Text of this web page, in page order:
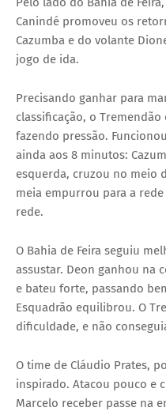
Canindé promoveu os
Cazumba e do volante
jogo de ida.
Precisando ganhar para
classificação, o
fazendo pressão.
ainda aos 8 minutos:
esquerda, cruzou no meio
meia empurrou para a
rede.
O Bahia de Feira seguiu
assustar. Deon ganhou na
e bateu forte, passando
Esquadrão equilibrou. O
dificuldade, e não
O time de Cláudio Prates,
inspirado. Atacou pouco e
Marcelo receber passe na